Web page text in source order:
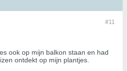
#11
ook op mijn balkon staan en had
ontdekt op mijn plantjes.